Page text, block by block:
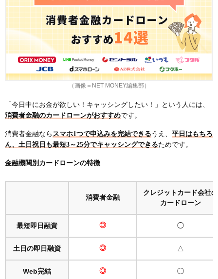
ランキング7選
ACマスターカードは最短即日でカード発行！すぐに
ネットキャッシングを利用できる
エポスカードは店舗受け取りなら最短即日でカード
発行・キャッシングができる
セゾンカードインターナショナルは最短5分でカー
ドを発行！即日キャッシングもできる
イオンカードセレクトは24時間即時振込みが可能！
イオン銀行ATMなら手数料無料でキャッシング
ファミマTカードは最短当日でカードを発行でき
楽天カードは楽天銀行への振込みなら土日も最短数
分でキャッシング
ライフカードはオンラインキャッシングサービスを
当日審査なしで即日キャッシングできる？
審査なしでお金を貸すことは法律で禁止されている
査なしで即日キャッシングできる
消費者金融カードローンで即日キャッシングを利用
する流れ
①Webから申し込む
（画像＝NET MONEY編集部）
「今日中にお金が欲しい！キャッシングしたい！」という人には、
消費者金融のカードローンがおすすめです。
消費者金融なら スマホ1つで申込みを完結できる うえ、 平日はもちろ
ん、土日祝日も最短3～25分でキャッシングできるためです。
金融機関別カードローンの特徴
消費者金融
クレジットカード会社の
カードローン
最短即日融資 ◎ ◯
土日の即日融資 ◎ △
Web完結 ◎ ◯